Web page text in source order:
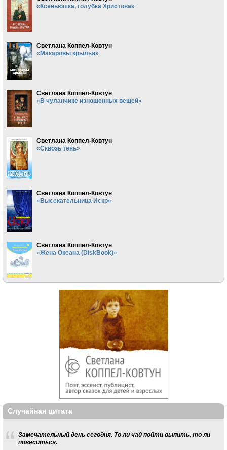
«Ксеньюшка, голубка Христова»
Светлана Коппел-Ковтун
«Макаровы крылья»
Светлана Коппел-Ковтун
«В чуланчике изношенных вещей»
Светлана Коппел-Ковтун
«Сквозь тень»
Светлана Коппел-Ковтун
«Высекательница Искр»
Светлана Коппел-Ковтун
«Жена Океана (DiskBook)»
Случайная цитата
Замечательный день сегодня. То ли чай пойти выпить, то ли
повеситься.